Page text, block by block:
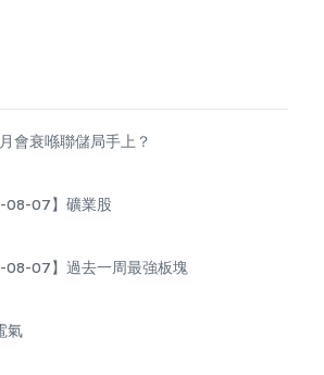
會衰喺聯儲局手上？
08-07】礦業股
08-07】過去一周最強板塊
氣